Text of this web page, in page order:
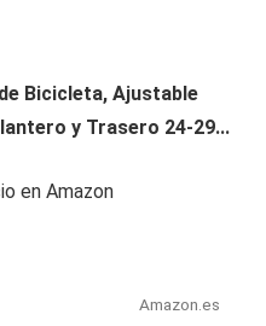
Bicicleta, Ajustable
y Trasero 24-29...
en Amazon
Amazon.es